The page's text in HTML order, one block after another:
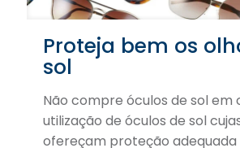
Proteja bem os
sol
Não compre óculos de sol em
utilização de óculos de sol
ofereçam proteção adequada